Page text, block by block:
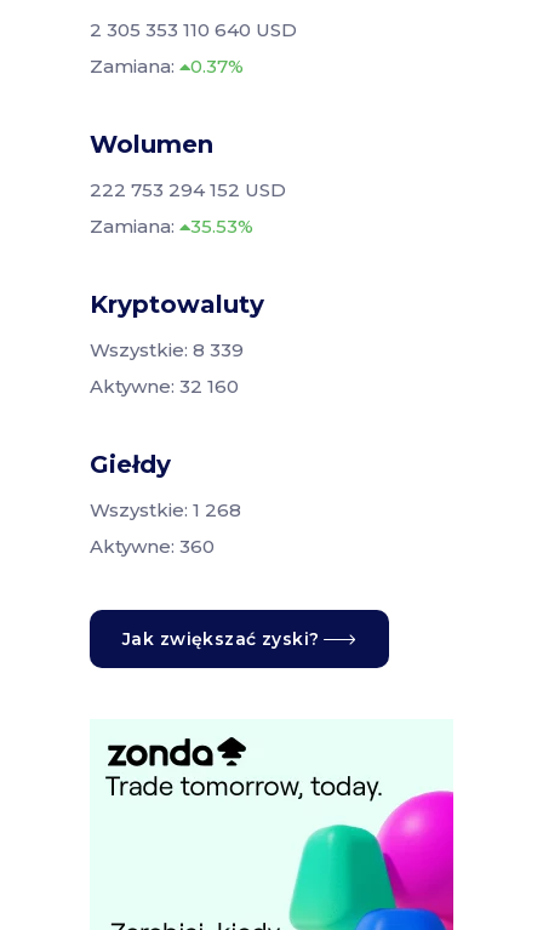
2 305 353 110 640 USD
Zamiana:
0.37%
Wolumen
222 753 294 152 USD
Zamiana:
35.53%
Kryptowaluty
Wszystkie: 8 339
Aktywne: 32 160
Giełdy
Wszystkie: 1 268
Aktywne: 360
Jak zwiększać zyski?